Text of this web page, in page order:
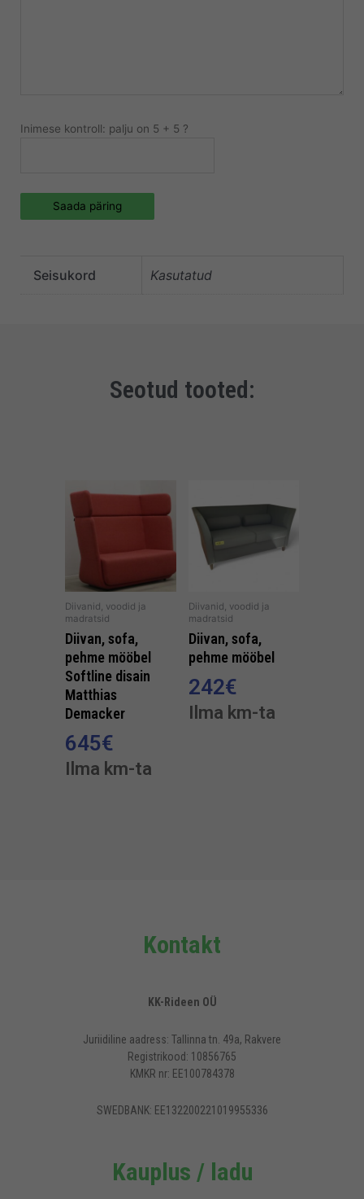
Inimese kontroll: palju on 5 + 5 ?
Saada päring
Seisukord Kasutatud
Seotud tooted:
Diivanid, voodid ja
madratsid
Diivan, sofa,
pehme mööbel
Softline disain
Matthias
Demacker
645€
Ilma km-ta
Diivanid, voodid ja
madratsid
Diivan, sofa,
pehme mööbel
242€
Ilma km-ta
Kontakt
KK-Rideen OÜ
Juriidiline aadress: Tallinna tn. 49a, Rakvere
Registrikood: 10856765
KMKR nr: EE100784378
SWEDBANK: EE132200221019955336
Kauplus / ladu